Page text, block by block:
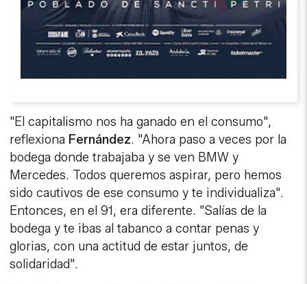
"El capitalismo nos ha ganado en el consumo",
reflexiona Fernández. "Ahora paso a veces por la
bodega donde trabajaba y se ven BMW y
Mercedes. Todos queremos aspirar, pero hemos
sido cautivos de ese consumo y te individualiza".
Entonces, en el 91, era diferente. "Salías de la
bodega y te ibas al tabanco a contar penas y
glorias, con una actitud de estar juntos, de
solidaridad".